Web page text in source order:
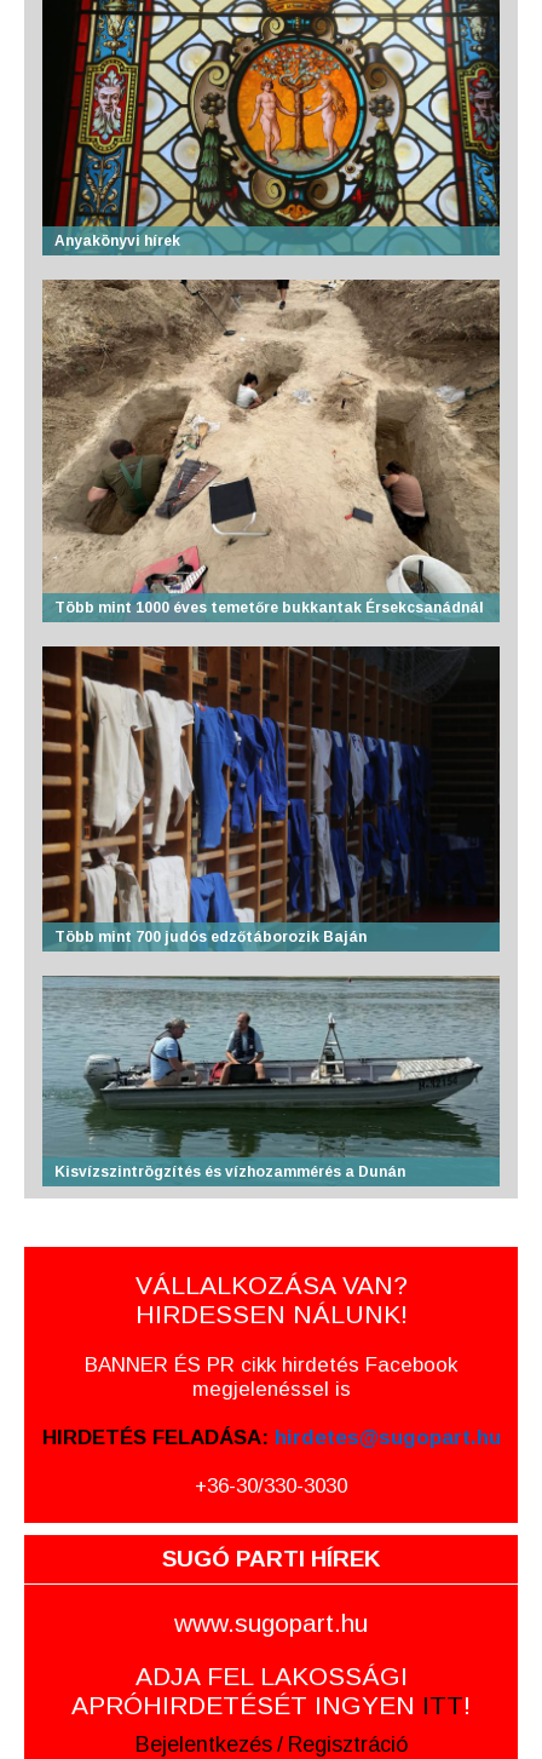
Anyakönyvi hírek
Több mint 1000 éves temetőre bukkantak Érsekcsanádnál
Több mint 700 judós edzőtáborozik Baján
Kisvízszintrögzítés és vízhozammérés a Dunán
VÁLLALKOZÁSA VAN?
HIRDESSEN NÁLUNK!
BANNER ÉS PR cikk hirdetés Facebook
megjelenéssel is
HIRDETÉS FELADÁSA: hirdetes@sugopart.hu
+36-30/330-3030
SUGÓ PARTI HÍREK
www.sugopart.hu
ADJA FEL LAKOSSÁGI
APRÓHIRDETÉSÉT INGYEN ITT!
Bejelentkezés / Regisztráció